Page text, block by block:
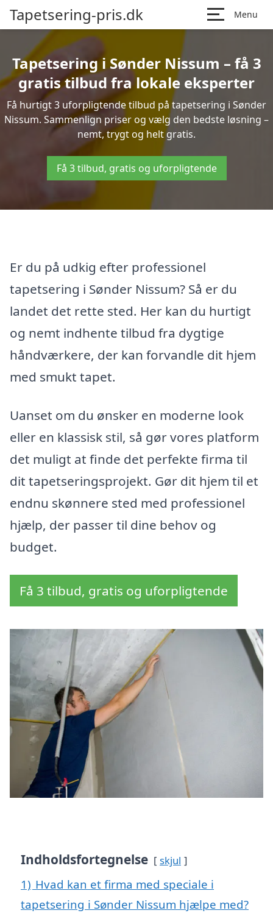
Tapetsering-pris.dk Menu
Tapetsering i Sønder Nissum – få 3
gratis tilbud fra lokale eksperter
Få hurtigt 3 uforpligtende tilbud på tapetsering i Sønder
Nissum. Sammenlign priser og vælg den bedste løsning –
nemt, trygt og helt gratis.
Få 3 tilbud, gratis og uforpligtende
Er du på udkig efter professionel
tapetsering i Sønder Nissum? Så er du
landet det rette sted. Her kan du hurtigt
og nemt indhente tilbud fra dygtige
håndværkere, der kan forvandle dit hjem
med smukt tapet.
Uanset om du ønsker en moderne look
eller en klassisk stil, så gør vores platform
det muligt at finde det perfekte firma til
dit tapetseringsprojekt. Gør dit hjem til et
endnu skønnere sted med professionel
hjælp, der passer til dine behov og
budget.
Få 3 tilbud, gratis og uforpligtende
Indholdsfortegnelse skjul
1) Hvad kan et firma med speciale i
tapetsering i Sønder Nissum hjælpe med?